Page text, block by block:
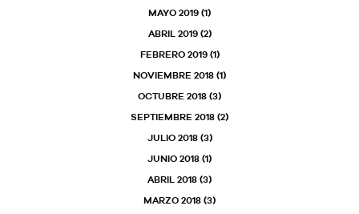
MAYO 2019 (1)
ABRIL 2019(2)
FEBRERO 2019(1)
NOVIEMBRE 2018 (1)
OCTUBRE 2018 (3)
SEPTIEMBRE 2018 (2)
JULIO 2018(3)
JUNIO 2018 (1)
ABRIL 2018 (3)
MARZO 2018 (3)